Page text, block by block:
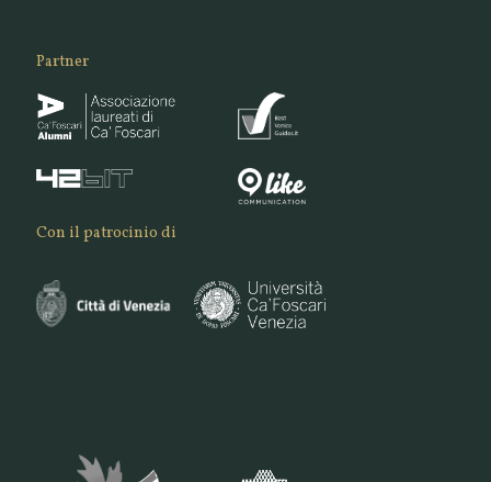
Partner
Con il patrocinio di